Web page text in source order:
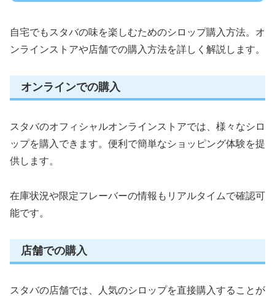
自宅でもスタバの味を楽しむためのシロップ購入方法。オ
ンラインストアや店舗での購入方法を詳しく解説します。
オンラインでの購入
スタバのオフィシャルオンラインストアでは、様々なシロ
ップを購入できます。便利で簡単なショッピング体験を提
供します。
在庫状況や限定フレーバーの情報もリアルタイムで確認可
能です。
店舗での購入
スタバの店舗では、人気のシロップを直接購入することが